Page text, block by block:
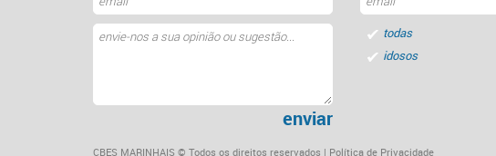
enviar
todas
idosos
CBES MARINHAIS © Todos os direitos reservados | Política de Privacidade